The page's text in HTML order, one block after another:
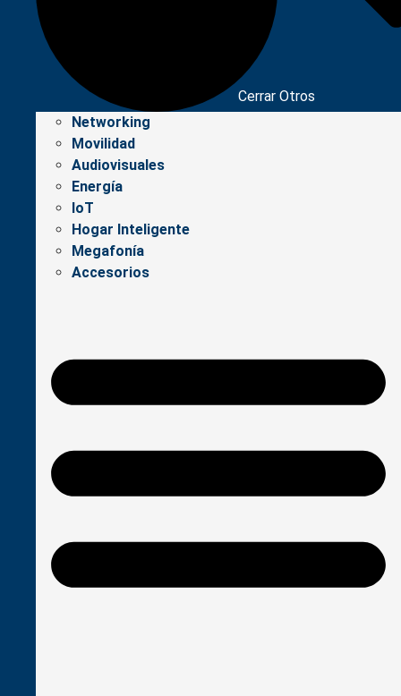
Cerrar Otros
Networking
Movilidad
Audiovisuales
Energía
IoT
Hogar Inteligente
Megafonía
Accesorios